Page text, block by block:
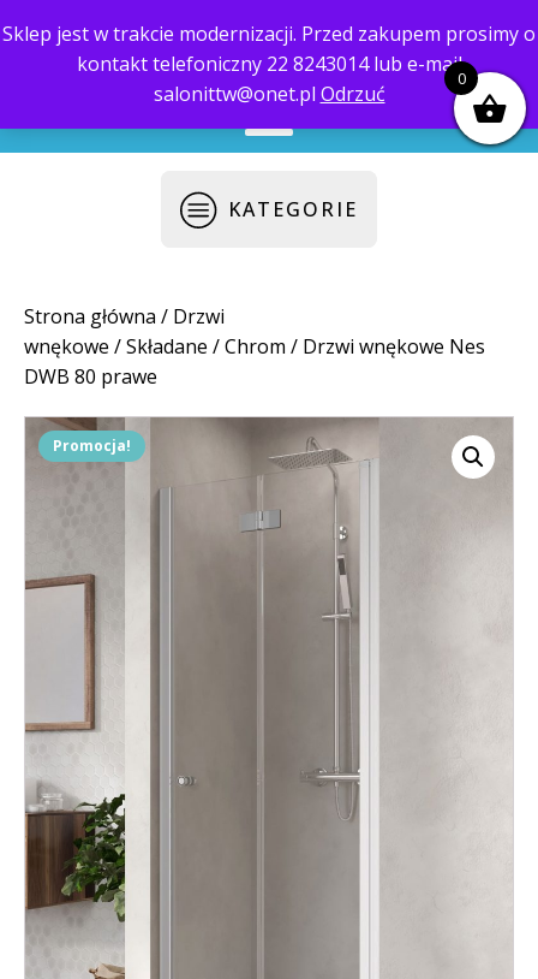
Sklep jest w trakcie modernizacji. Przed zakupem prosimy o
kontakt telefoniczny 22 8243014 lub e-mail
salonittw@onet.pl Odrzuć
biuro@saloni.pl 22 559-10-50
KATEGORIE
Strona główna / Drzwi
wnękowe /Składane /Chrom / Drzwi wnękowe Nes
DWB 80 prawe
Promocja!
0